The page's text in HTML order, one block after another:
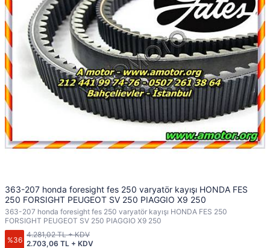
363-207 honda foresight fes 250 varyatör kayışı HONDA FES
250 FORSIGHT PEUGEOT SV 250 PIAGGIO X9 250
363-207 honda foresight fes 250 varyatör kayışı HONDA FES 250
FORSIGHT PEUGEOT SV 250 PIAGGIO X9 250
%36 2.703,06 TL + KDV
4.281,02 TL + KDV